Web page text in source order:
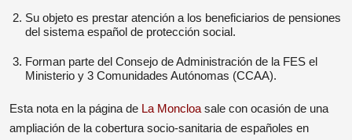
Su objeto es prestar atención a los beneficiarios de pensiones
del sistema español de protección social.
Forman parte del Consejo de Administración de la FES el
Ministerio y 3 Comunidades Autónomas (CCAA).
Esta nota en la página de La Moncloa sale con ocasión de una
ampliación de la cobertura socio-sanitaria de españoles en